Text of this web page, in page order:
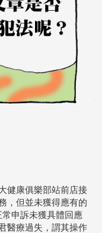
健康俱樂部站前店接
，但並未獲得應有的
申訴未獲具體回應
醫療過失，謂其操作